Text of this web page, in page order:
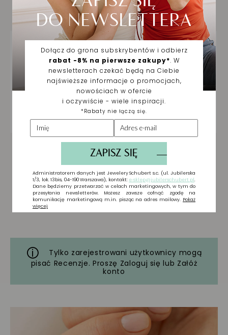
Ciebie
Tylko zarejestrowani użytkownicy mogą
pisać Recenzje. Proszę Zaloguj się lub Załóż
konto